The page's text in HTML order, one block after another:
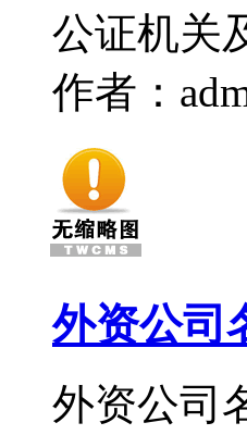
公证机关
作者：
外资公司
外资公司